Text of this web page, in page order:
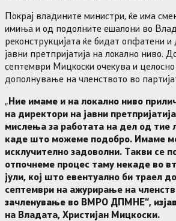
Покрај владините министри, ќе има
имиња и од подолните ешалони во
реконструкцијата ќе бидат опфатени
јавни претпријатија на локално ниво.
септември Мицкоски очекува и
дополнување на членството во
„Ние имаме и на локално ниво
на директори на јавни
мислења за работата на дел од тие
каде што можеме подобро. Имаме
исклучително задоволни. Такви се
отпочнеме процес таму некаде во
јули, кој што евентуално би траел
септември на ажурирање на
зачленување во ВМРО ДПМНЕ“,
на Владата, Христијан Мицкоски.